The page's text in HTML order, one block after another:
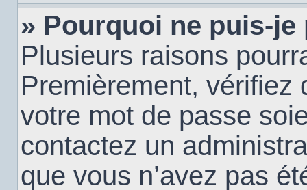
» Pourquoi ne puis-
Plusieurs raisons
Premièrement, vérifiez
votre mot de passe
contactez un
que vous n’avez pas